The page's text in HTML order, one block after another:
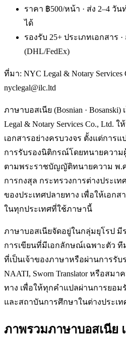
ราคา ฿500/หน้า · ส่ง 2–4 วัน
ได้
รองรับ 25+ ประเภทเอกสาร
(DHL/FedEx)
ที่มา: NYC Legal & Notary Services
nyclegal@ilc.ltd
ภาษาบอสเนีย (Bosnian ·
Legal & Notary Services Co., Ltd.
เอกสารอย่างครบวงจร ตั้งแต่การ
การรับรองนิติกรณ์โดยทนายความ
ตามพระราชบัญญัติทนายความ พ.ศ
การกงสุล กระทรวงการต่างประเ
ของประเทศปลายทาง เพื่อให้เอก
ในทุกประเทศที่ใช้ภาษานี้
ภาษาบอสเนียจัดอยู่ในกลุ่มยุโรป มี
การเขียนที่มีเอกลักษณ์เฉพาะตัว
ที่เป็นเจ้าของภาษาหรือผ่านการรับ
NAATI, Sworn Translator หรือสม
ทาง เพื่อให้ทุกคำแปลผ่านการยอม
และสถาบันการศึกษาในต่างประเท
ภาพรวมภาษาบอสเนีย